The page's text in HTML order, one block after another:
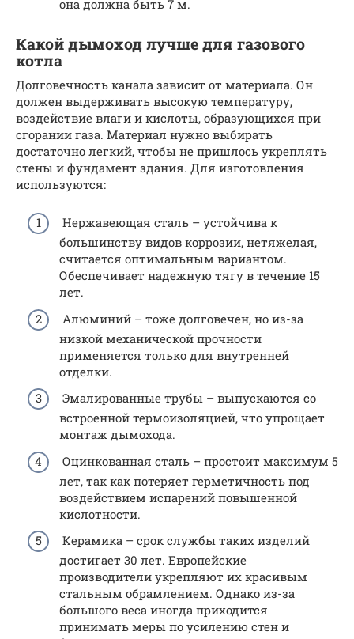
она должна быть 7 м.
Какой дымоход лучше для газового
котла
Долговечность канала зависит от материала. Он
должен выдерживать высокую температуру,
воздействие влаги и кислоты, образующихся при
сгорании газа. Материал нужно выбирать
достаточно легкий, чтобы не пришлось укреплять
стены и фундамент здания. Для изготовления
используются:
Нержавеющая сталь – устойчива к
большинству видов коррозии, нетяжелая,
считается оптимальным вариантом.
Обеспечивает надежную тягу в течение 15
лет.
Алюминий – тоже долговечен, но из-за
низкой механической прочности
применяется только для внутренней
отделки.
Эмалированные трубы – выпускаются со
встроенной термоизоляцией, что упрощает
монтаж дымохода.
Оцинкованная сталь – простоит максимум 5
лет, так как потеряет герметичность под
воздействием испарений повышенной
кислотности.
Керамика – срок службы таких изделий
достигает 30 лет. Европейские
производители укрепляют их красивым
стальным обрамлением. Однако из-за
большого веса иногда приходится
принимать меры по усилению стен и